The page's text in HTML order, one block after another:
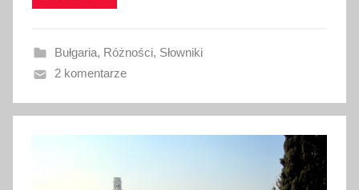
w
a
n
o
Bułgaria, Różności, Słowniki
2 komentarze